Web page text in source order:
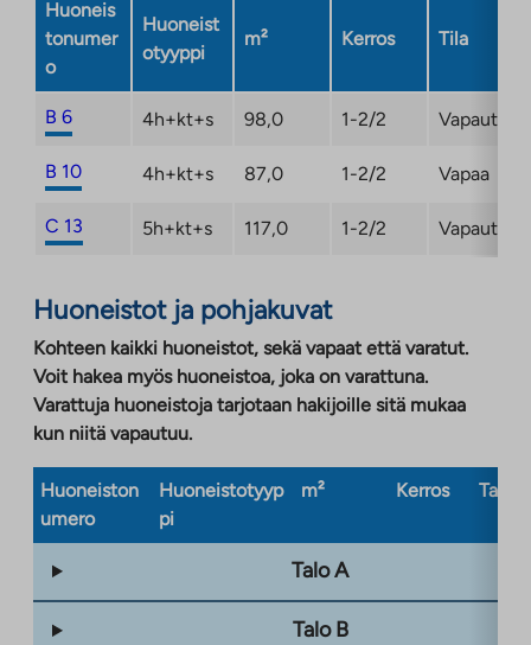
Huoneis
tonumer
o
Huoneist
otyyppi
m² Kerros Tila
B 6 4h+kt+s 98,0 1-2/2
B 10 4h+kt+s 87,0 1-2/2 Vapaa
C 13 5h+kt+s 117,0 1-2/2
Huoneistot ja pohjakuvat
Kohteen kaikki huoneistot, sekä vapaat että varatut.
Voit hakea myös huoneistoa, joka on varattuna.
Varattuja huoneistoja tarjotaan hakijoille sitä mukaa
kun niitä vapautuu.
Huoneiston
umero
Huoneistotyyp
pi
m² Kerros
Talo A
Talo B